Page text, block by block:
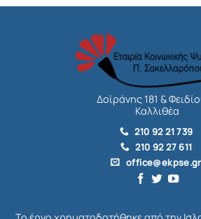
Δοϊράνης 181 &
Καλλιθέα
210 92 21 739
210 92 27 611
office@ekpse.gr